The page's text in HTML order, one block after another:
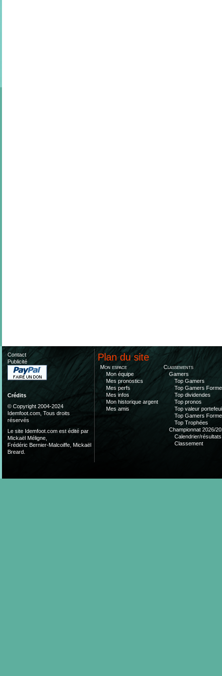
Contact
Publicité
Crédits
© Copyright 2004-2024
Idemfoot.com, Tous droits
réservés
Le site Idemfoot.com est édité par
Mickaël Méligne,
Frédéric Bernier-Malcoiffe, Mickaël
Breard.
Plan du site
Mon espace
Mon équipe
Mes pronostics
Mes perfs
Mes infos
Mon historique argent
Mes amis
Classements
Gamers
Top Gamers
Top Gamers Forme
Top dividendes
Top pronos
Top valeur
Top Gamers Forme
Top Trophées
Championnat 2026/
Calendrier/résultats
Classement